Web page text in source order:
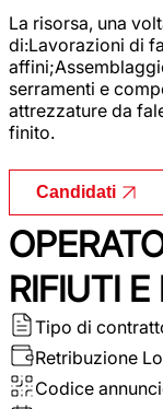
La risorsa, una
di:Lavorazioni di
serramenti e
attrezzature da
finito.
Candidati
RIFIUTI
Tipo di
Retribuzione
Codice